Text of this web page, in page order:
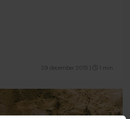
29 december 2015 1 min